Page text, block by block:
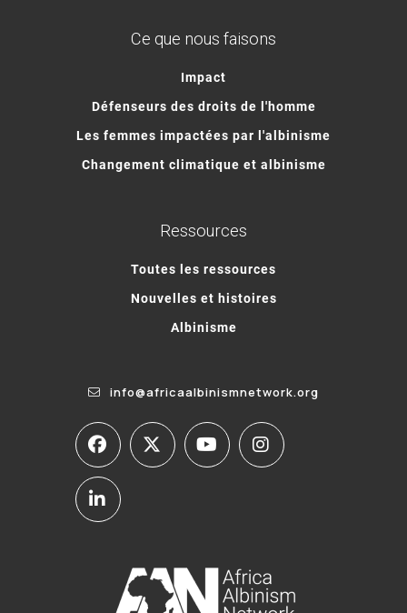
Ce que nous faisons
Impact
Défenseurs des droits de l'homme
Les femmes impactées par l'albinisme
Changement climatique et albinisme
Ressources
Toutes les ressources
Nouvelles et histoires
Albinisme
info@africaalbinismnetwork.org